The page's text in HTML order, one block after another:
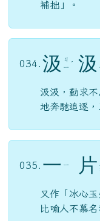
補拙」。
034. 汲
ㄐ
ㄧ ˊ 汲
汲汲，勤求
地奔馳追逐，
035. 一 ㄧ 片
又作「冰心
比喻人不慕名